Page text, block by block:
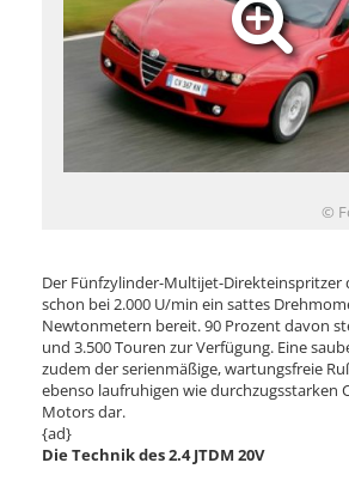
©
Der Fünfzylinder-Multijet-Direkteinspritzer
schon bei 2.000 U/min ein sattes
Newtonmetern bereit. 90 Prozent davon
und 3.500 Touren zur Verfügung. Eine
zudem der serienmäßige, wartungsfreie
ebenso laufruhigen wie durchzugsstarken
Motors dar.
{ad}
Die Technik des 2.4 JTDM 20V